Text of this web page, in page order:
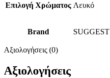
Επιλογή Χρώματος Λευκό
Brand SUGGEST
Αξιολογήσεις (0)
Αξιολογήσεις